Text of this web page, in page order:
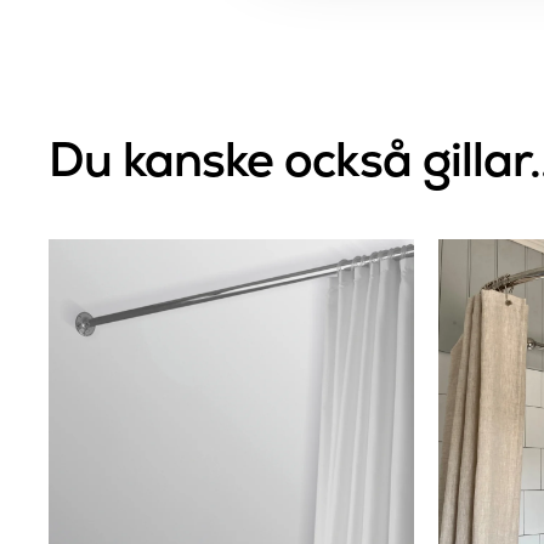
Du kanske också